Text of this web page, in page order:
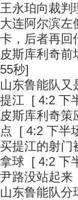
王永珀向裁判
大连阿尔滨左
卡，后者再回
皮斯库利奇前
55秒]
山东鲁能队又
提江 [ 4:2 下
皮斯库利奇
点 [ 4:2 下半
买提江的射门
拿球 [ 4:2 下
尹路没站起来
山东鲁能队分